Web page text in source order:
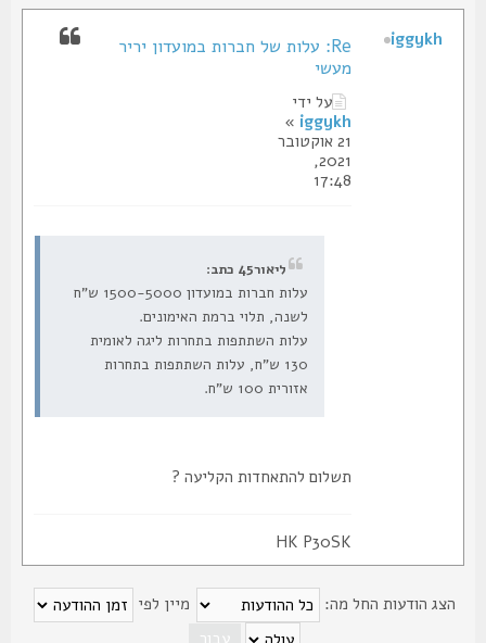
Re: עלות של חברות במועדון יריר
מעשי
על ידי
iggykh
»
21 אוקטובר
2021,
17:48
ליאור45 כתב:
עלות חברות במועדון 1500-5000 ש"ח
לשנה, תלוי ברמת האימונים.
עלות השתתפות בתחרות ליגה לאומית
130 ש"ח, עלות השתתפות בתחרות
אזורית 100 ש"ח.
תשלום להתאחדות הקליעה ?
HK P30SK
iggykh
הודעות החל מה: מיין לפי